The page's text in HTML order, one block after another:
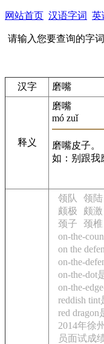
网站首页 汉语字词 英
请输入您要查询的字词
汉字 磨嘴
释义
磨嘴
mó zuǐ
磨嘴皮子。
如：别跟我
领队 领陆
颇极
颇激
颈子
颈椎
on-the-
on the
on-the-
on-the-dot
on-the-
reddish
red dragon
2014年徐
员面试成